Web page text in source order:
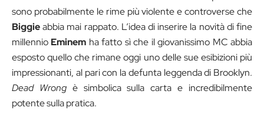
sono probabilmente le rime più violente e controverse che
Biggieabbia mai rappato. L’idea di inserire la novità di fine
millennio Eminem ha fatto sì che il giovanissimo MC abbia
esposto quello che rimane oggi uno delle sue esibizioni più
impressionanti, al pari con la defunta leggenda di Brooklyn.
Dead Wrongè simbolica sulla carta e incredibilmente
potente sulla pratica.